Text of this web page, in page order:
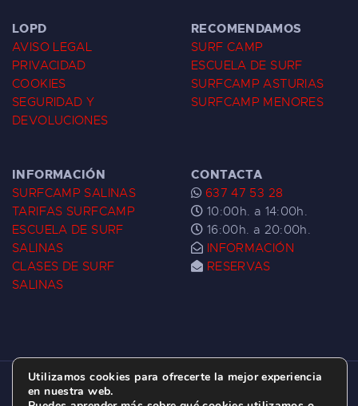
LOPD
AVISO LEGAL
PRIVACIDAD
COOKIES
SEGURIDAD Y
DEVOLUCIONES
RECOMENDAMOS
SURF CAMP
ESCUELA DE SURF
SURFCAMP ASTURIAS
SURFCAMP MENORES
INFORMACIÓN
SURFCAMP SALINAS
TARIFAS SURFCAMP
ESCUELA DE SURF
SALINAS
CLASES DE SURF
SALINAS
CONTACTA
637 47 53 28
10:00h. a 14:00h.
16:00h. a 20:00h.
INFORMACIÓN
RESERVAS
ESCUELA DE SURF LAS DUNAS ©
2026.
Utilizamos cookies para ofrecerte la mejor experiencia
en nuestra web.